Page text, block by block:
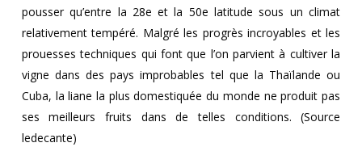
pousser qu’entre la 28e et la 50e latitude sous un climat
relativement tempéré. Malgré les progrès incroyables et les
prouesses techniques qui font que l’on parvient à cultiver la
vigne dans des pays improbables tel que la Thaïlande ou
Cuba, la liane la plus domestiquée du monde ne produit pas
ses meilleurs fruits dans de telles conditions. (Source
ledecante)